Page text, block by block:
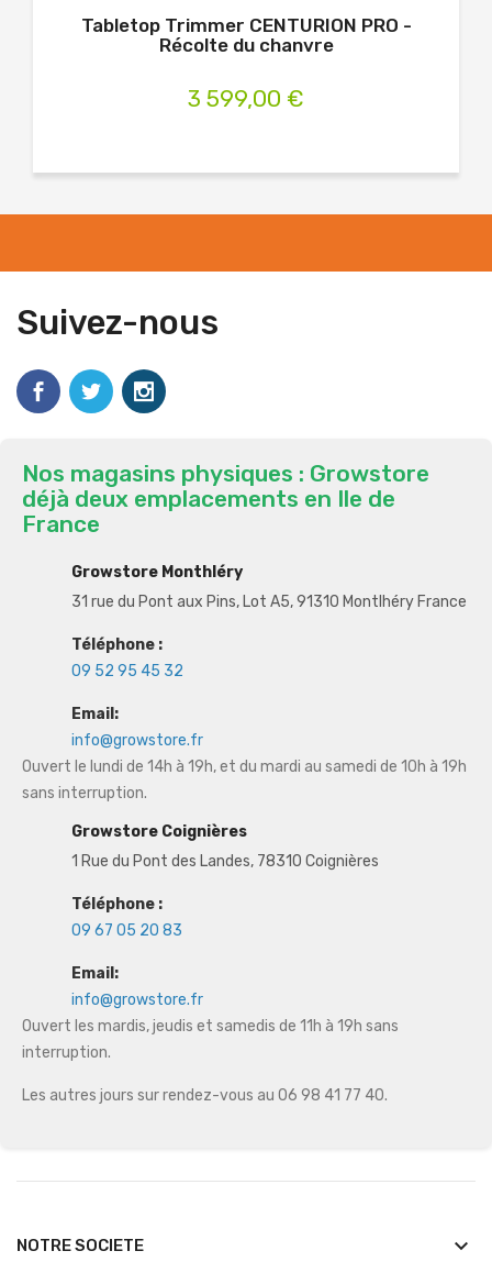
Tabletop Trimmer CENTURION PRO -
Récolte du chanvre
3 599,00 €
Suivez-nous
Nos magasins physiques : Growstore
déjà deux emplacements en Ile de
France
Growstore Monthléry
31 rue du Pont aux Pins, Lot A5, 91310 Montlhéry France
Téléphone :
09 52 95 45 32
Email:
info@growstore.fr
Ouvert le lundi de 14h à 19h, et du mardi au samedi de 10h à 19h
sans interruption.
Growstore Coignières
1 Rue du Pont des Landes, 78310 Coignières
Téléphone :
09 67 05 20 83
Email:
info@growstore.fr
Ouvert les mardis, jeudis et samedis de 11h à 19h sans
interruption.
Les autres jours sur rendez-vous au 06 98 41 77 40.
NOTRE SOCIETE keyboard_arrow_down